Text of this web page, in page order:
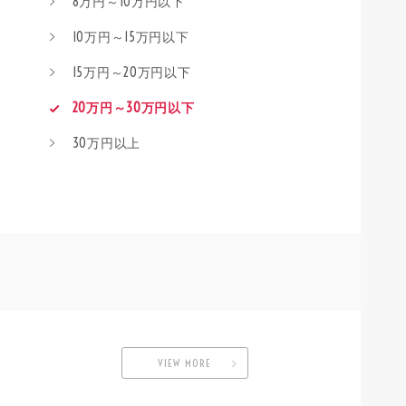
10万円～15万円以下
15万円～20万円以下
20万円～30万円以下
30万円以上
VIEW MORE